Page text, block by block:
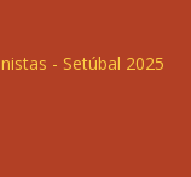
- Setúbal 2025